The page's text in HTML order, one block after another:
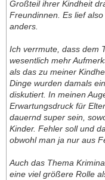
Großteil ihrer Kindheit
Freundinnen. Es lief
anders.
Ich verrmute, dass dem
wesentlich mehr
als das zu meiner
Dinge wurden damals
diskutiert. In meinen
Erwartungsdruck für
dauernd super sein,
Kinder. Fehler soll und
obwohl man ja nur aus
Auch das Thema
eine viel größere Rolle